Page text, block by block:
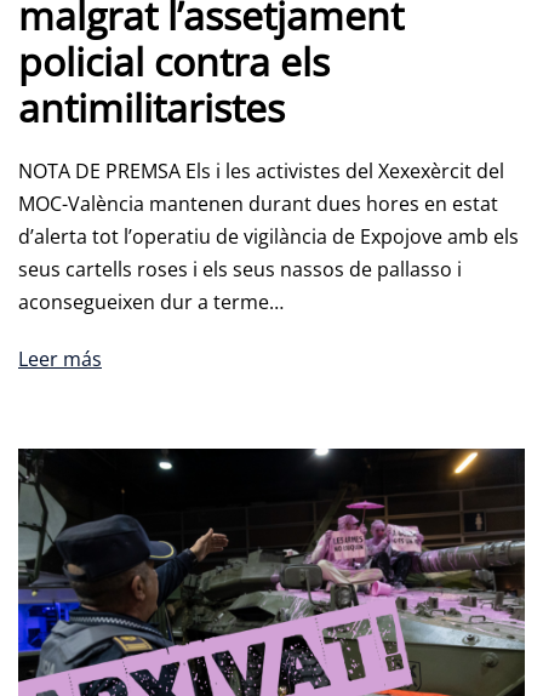
malgrat l’assetjament
policial contra els
antimilitaristes
NOTA DE PREMSA Els i les activistes del Xexexèrcit del
MOC-València mantenen durant dues hores en estat
d’alerta tot l’operatiu de vigilància de Expojove amb els
seus cartells roses i els seus nassos de pallasso i
aconsegueixen dur a terme…
Leer más